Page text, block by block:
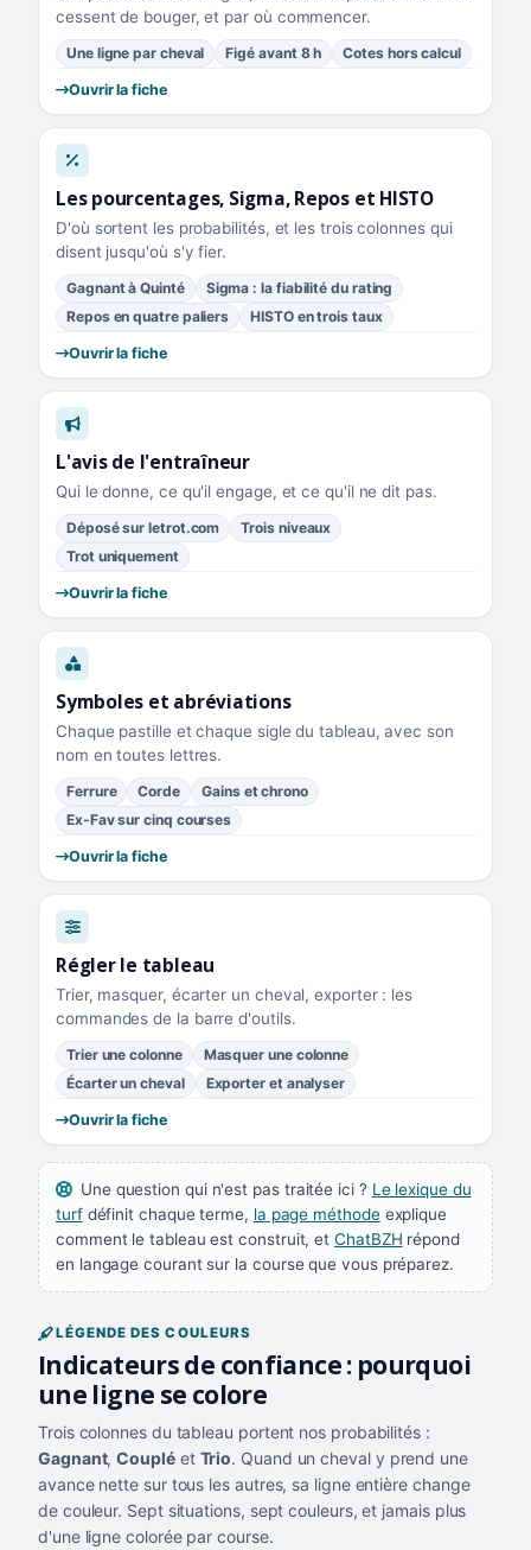
cessent de bouger, et par où commencer.
Une ligne par cheval Figé avant 8 h Cotes hors calcul
Ouvrir la fiche
Les pourcentages, Sigma, Repos et HISTO
D'où sortent les probabilités, et les trois colonnes qui
disent jusqu'où s'y fier.
Gagnant à Quinté
Sigma : la fiabilité du rating
Repos en quatre paliers
HISTO en trois taux
Ouvrir la fiche
L'avis de l'entraîneur
Qui le donne, ce qu'il engage, et ce qu'il ne dit pas.
Déposé sur letrot.com
Trois niveaux
Trot uniquement
Ouvrir la fiche
Symboles et abréviations
Chaque pastille et chaque sigle du tableau, avec son
nom en toutes lettres.
Ferrure Corde
Gains et chrono
Ex-Fav sur cinq courses
Ouvrir la fiche
Régler le tableau
Trier, masquer, écarter un cheval, exporter : les
commandes de la barre d'outils.
Trier une colonne
Masquer une colonne
Écarter un cheval
Exporter et analyser
Ouvrir la fiche
Une question qui n'est pas traitée ici ? Le lexique du
turfdéfinit chaque terme, la page méthodeexplique
comment le tableau est construit, etChatBZH répond
en langage courant sur la course que vous préparez.
LÉGENDE DES COULEURS
Indicateurs de confiance : pourquoi
une ligne se colore
Trois colonnes du tableau portent nos probabilités :
Gagnant,Coupléet Trio. Quand un cheval y prend une
avance nette sur tous les autres, sa ligne entière change
de couleur. Sept situations, sept couleurs, et jamais plus
d'une ligne colorée par course.